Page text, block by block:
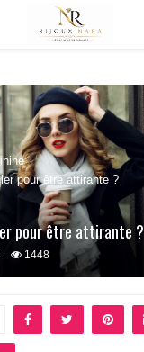
pour être attirante ?
pour être attirante ?
1448